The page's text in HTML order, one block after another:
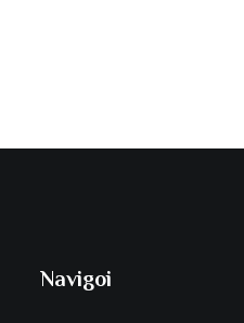
Navigoi